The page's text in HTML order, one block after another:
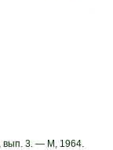
вып. 3. — М, 1964.